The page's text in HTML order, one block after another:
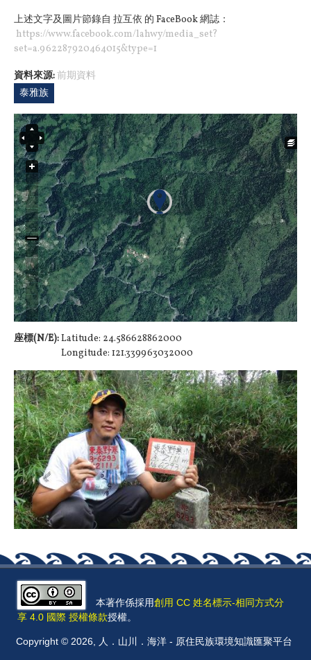
上述文字及圖片節錄自 拉互依 的 FaceBook 網誌：
https://www.facebook.com/lahwy/media_set?
set=a.962287920464015&type=1
資料來源:前期資料
泰雅族
座標(N/E):Latitude: 24.586628862000
Longitude: 121.339963032000
本著作係採用創用 CC 姓名標示-相同方式分
享 4.0 國際 授權條款授權。
Copyright © 2026, 人．山川．海洋 - 原住民族環境知識匯聚平台